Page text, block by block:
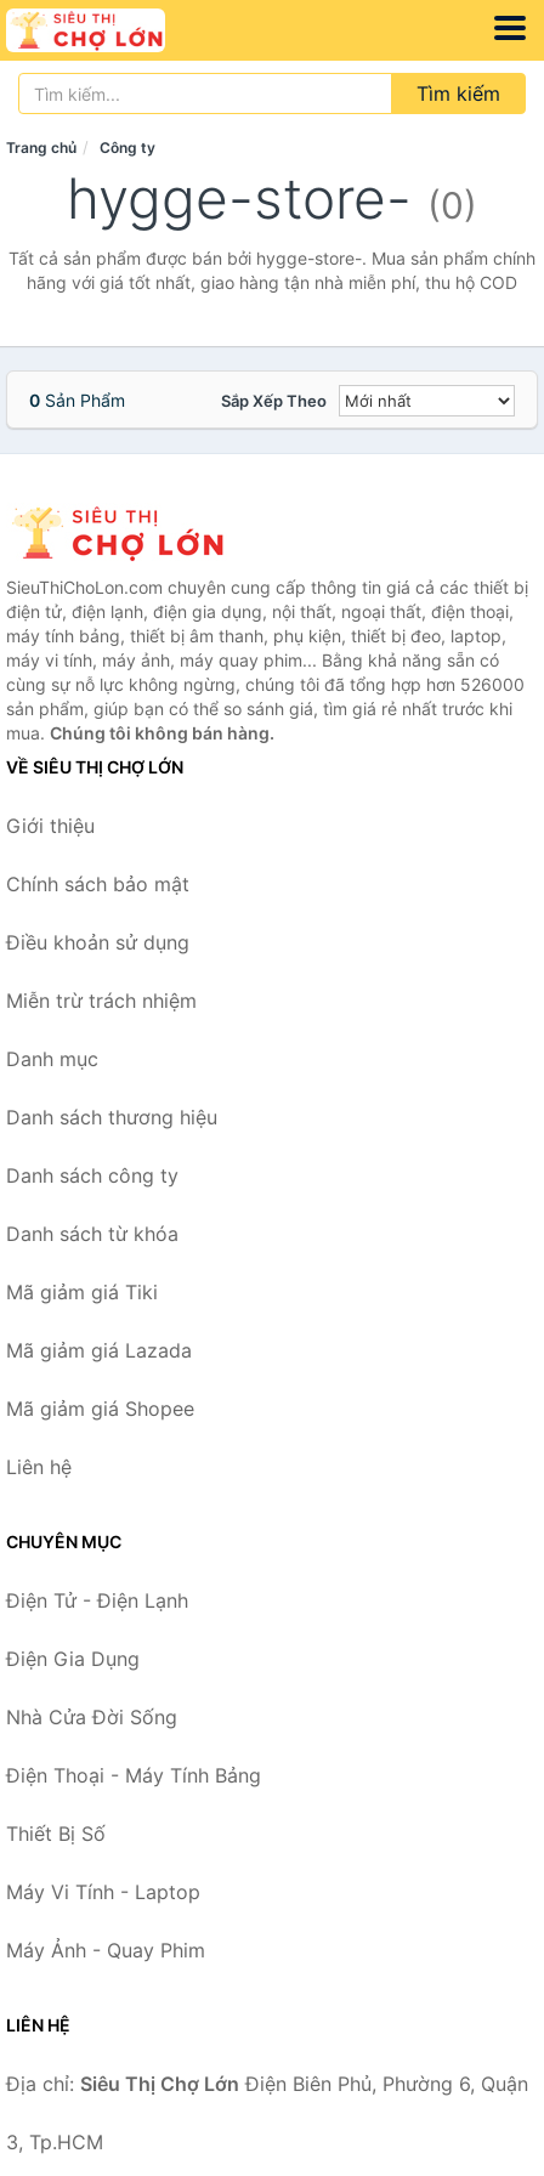
Tìm kiếm
Trang chủ Công ty
hygge-store- (0)
Tất cả sản phẩm được bán bởi hygge-store-. Mua sản phẩm chính
hãng với giá tốt nhất, giao hàng tận nhà miễn phí, thu hộ COD
0 Sản Phẩm Sắp Xếp Theo
SieuThiChoLon.com chuyên cung cấp thông tin giá cả các thiết bị
điện tử, điện lạnh, điện gia dụng, nội thất, ngoại thất, điện thoại,
máy tính bảng, thiết bị âm thanh, phụ kiện, thiết bị đeo, laptop,
máy vi tính, máy ảnh, máy quay phim... Bằng khả năng sẵn có
cùng sự nỗ lực không ngừng, chúng tôi đã tổng hợp hơn 526000
sản phẩm, giúp bạn có thể so sánh giá, tìm giá rẻ nhất trước khi
mua. Chúng tôi không bán hàng.
VỀ SIÊU THỊ CHỢ LỚN
Giới thiệu
Chính sách bảo mật
Điều khoản sử dụng
Miễn trừ trách nhiệm
Danh mục
Danh sách thương hiệu
Danh sách công ty
Danh sách từ khóa
Mã giảm giá Tiki
Mã giảm giá Lazada
Mã giảm giá Shopee
Liên hệ
CHUYÊN MỤC
Điện Tử - Điện Lạnh
Điện Gia Dụng
Nhà Cửa Đời Sống
Điện Thoại - Máy Tính Bảng
Thiết Bị Số
Máy Vi Tính - Laptop
Máy Ảnh - Quay Phim
LIÊN HỆ
Địa chỉ: Siêu Thị Chợ Lớn Điện Biên Phủ, Phường 6, Quận
3, Tp.HCM